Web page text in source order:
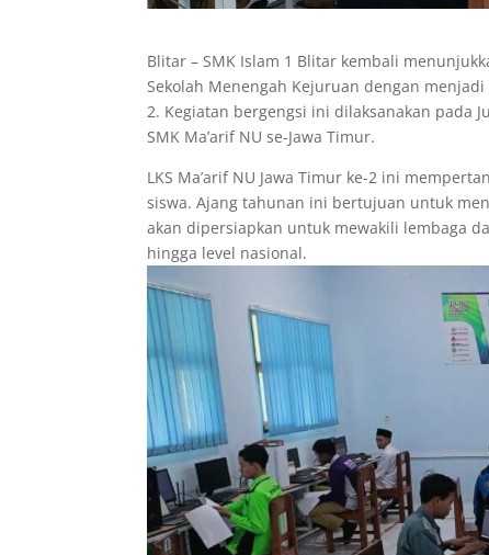
Blitar – SMK Islam 1 Blitar kembali
Sekolah Menengah Kejuruan dengan menjadi
2. Kegiatan bergengsi ini dilaksanakan pada
SMK Ma’arif NU se-Jawa Timur.
LKS Ma’arif NU Jawa Timur ke-2 ini
siswa. Ajang tahunan ini bertujuan untuk
akan dipersiapkan untuk mewakili lembaga
hingga level nasional.